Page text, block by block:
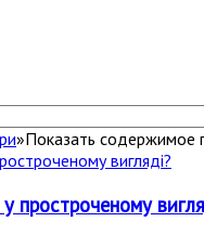
»Показать содержимое
простроченому